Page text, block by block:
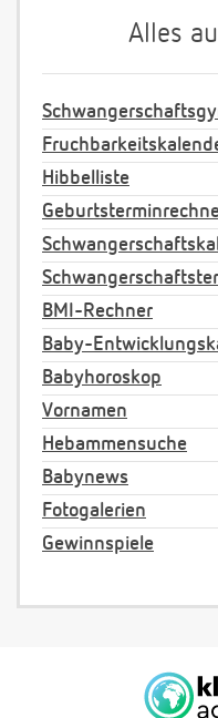
Alles
Hibbelliste
BMI-Rechner
Baby-
Babyhoroskop
Vornamen
Hebammensuche
Babynews
Fotogalerien
Gewinnspiele